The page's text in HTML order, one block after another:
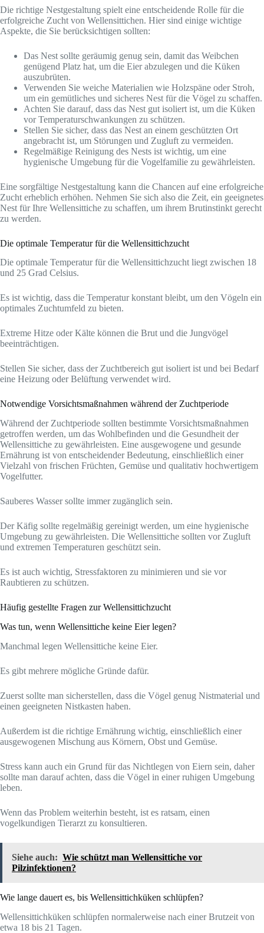
Die richtige Nestgestaltung spielt eine entscheidende Rolle für die
erfolgreiche Zucht von Wellensittichen. Hier sind einige wichtige
Aspekte, die Sie berücksichtigen sollten:
Das Nest sollte geräumig genug sein, damit das Weibchen
genügend Platz hat, um die Eier abzulegen und die Küken
auszubrüten.
Verwenden Sie weiche Materialien wie Holzspäne oder Stroh,
um ein gemütliches und sicheres Nest für die Vögel zu schaffen.
Achten Sie darauf, dass das Nest gut isoliert ist, um die Küken
vor Temperaturschwankungen zu schützen.
Stellen Sie sicher, dass das Nest an einem geschützten Ort
angebracht ist, um Störungen und Zugluft zu vermeiden.
Regelmäßige Reinigung des Nests ist wichtig, um eine
hygienische Umgebung für die Vogelfamilie zu gewährleisten.
Eine sorgfältige Nestgestaltung kann die Chancen auf eine erfolgreiche
Zucht erheblich erhöhen. Nehmen Sie sich also die Zeit, ein geeignetes
Nest für Ihre Wellensittiche zu schaffen, um ihrem Brutinstinkt gerecht
zu werden.
Die optimale Temperatur für die Wellensittichzucht
Die optimale Temperatur für die Wellensittichzucht liegt zwischen 18
und 25 Grad Celsius.
Es ist wichtig, dass die Temperatur konstant bleibt, um den Vögeln ein
optimales Zuchtumfeld zu bieten.
Extreme Hitze oder Kälte können die Brut und die Jungvögel
beeinträchtigen.
Stellen Sie sicher, dass der Zuchtbereich gut isoliert ist und bei Bedarf
eine Heizung oder Belüftung verwendet wird.
Notwendige Vorsichtsmaßnahmen während der Zuchtperiode
Während der Zuchtperiode sollten bestimmte Vorsichtsmaßnahmen
getroffen werden, um das Wohlbefinden und die Gesundheit der
Wellensittiche zu gewährleisten. Eine ausgewogene und gesunde
Ernährung ist von entscheidender Bedeutung, einschließlich einer
Vielzahl von frischen Früchten, Gemüse und qualitativ hochwertigem
Vogelfutter.
Sauberes Wasser sollte immer zugänglich sein.
Der Käfig sollte regelmäßig gereinigt werden, um eine hygienische
Umgebung zu gewährleisten. Die Wellensittiche sollten vor Zugluft
und extremen Temperaturen geschützt sein.
Es ist auch wichtig, Stressfaktoren zu minimieren und sie vor
Raubtieren zu schützen.
Häufig gestellte Fragen zur Wellensittichzucht
Was tun, wenn Wellensittiche keine Eier legen?
Manchmal legen Wellensittiche keine Eier.
Es gibt mehrere mögliche Gründe dafür.
Zuerst sollte man sicherstellen, dass die Vögel genug Nistmaterial und
einen geeigneten Nistkasten haben.
Außerdem ist die richtige Ernährung wichtig, einschließlich einer
ausgewogenen Mischung aus Körnern, Obst und Gemüse.
Stress kann auch ein Grund für das Nichtlegen von Eiern sein, daher
sollte man darauf achten, dass die Vögel in einer ruhigen Umgebung
leben.
Wenn das Problem weiterhin besteht, ist es ratsam, einen
vogelkundigen Tierarzt zu konsultieren.
Siehe auch: Wie schützt man Wellensittiche vor
Pilzinfektionen?
Wie lange dauert es, bis Wellensittichküken schlüpfen?
Wellensittichküken schlüpfen normalerweise nach einer Brutzeit von
etwa 18 bis 21 Tagen.